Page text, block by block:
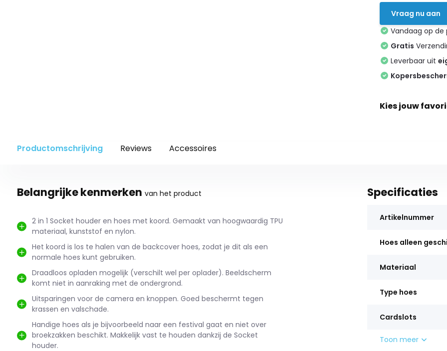
Vraag nu aan
Vandaag op
Gratis
Leverbaar uit
Kies jouw
Productomschrijving Reviews Accessoires
Belangrijke kenmerken van het product
2 in 1 Socket houder en hoes met koord. Gemaakt van hoogwaardig TPU
materiaal, kunststof en nylon.
Het koord is los te halen van de backcover hoes, zodat je dit als een
normale hoes kunt gebruiken.
Draadloos opladen mogelijk (verschilt wel per oplader). Beeldscherm
komt niet in aanraking met de ondergrond.
Uitsparingen voor de camera en knoppen. Goed beschermt tegen
krassen en valschade.
Handige hoes als je bijvoorbeeld naar een festival gaat en niet over
broekzakken beschikt. Makkelijk vast te houden dankzij de Socket
houder.
Specificaties
Artikelnummer
Hoes alleen
Materiaal
Type hoes
Cardslots
Toon meer